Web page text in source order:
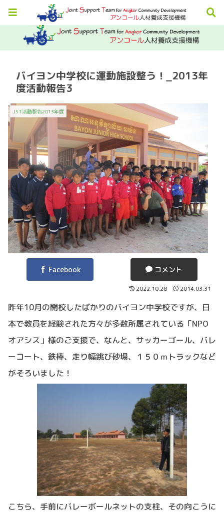
バイヨン中学校に運動施設整う！_2013年
度活動報告3
JST活動報告2013年度
Facebook コメント
2022.10.28 2014.03.31
昨年10月の開校したばかりのバイヨン中学校ですが、日
本で教員を経験された方々が多数所属されている「NPO
オアシス」様のご支援で、なんと、サッカーゴール、バレ
ーコート、鉄棒、走り幅跳び砂場、１５０ｍトラックなど
がそろいました！
こちら、手前にバレーボールネットの支柱、その向こうに